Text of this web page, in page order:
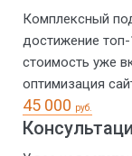
Комплексный
достижение топ-
стоимость уже
оптимизация
45 000 руб.